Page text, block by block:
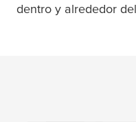
dentro y alrededor